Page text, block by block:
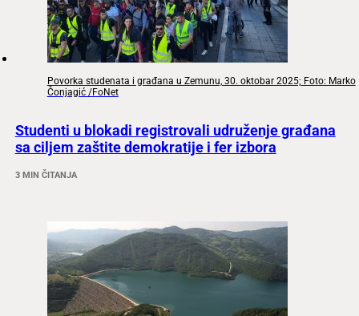
Povorka studenata i građana u Zemunu, 30. oktobar 2025; Foto: Marko
Čonjagić /FoNet
Studenti u blokadi registrovali udruženje građana
sa ciljem zaštite demokratije i fer izbora
3 MIN ČITANJA